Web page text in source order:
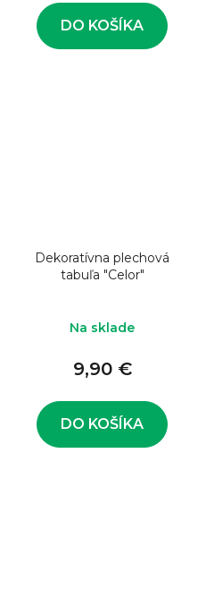
DO KOŠÍKA
Dekoratívna plechová
tabuľa "Celor"
Na sklade
9,90 €
DO KOŠÍKA